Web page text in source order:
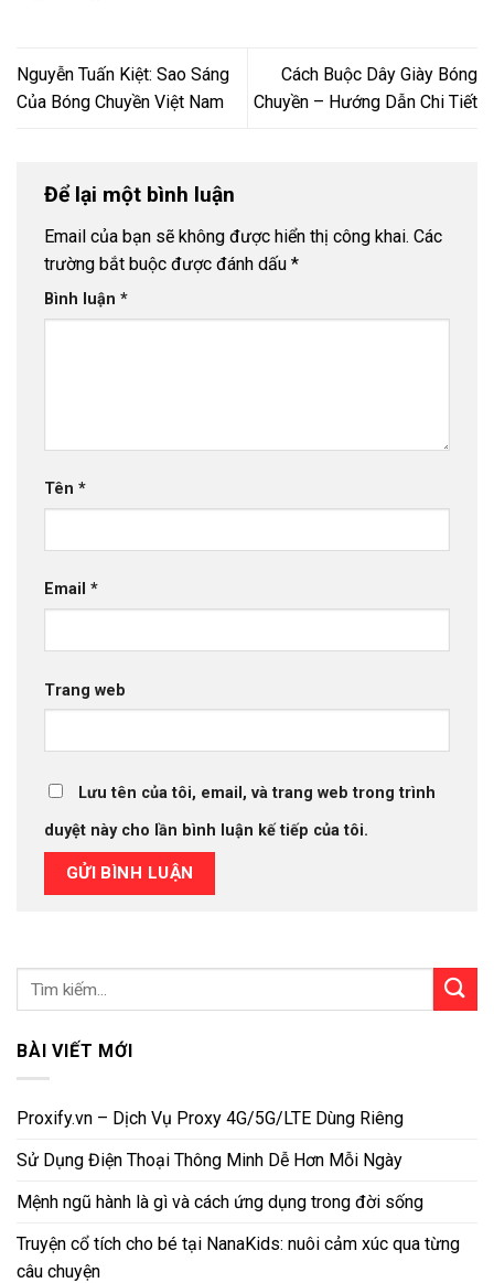
Nguyễn Tuấn Kiệt: Sao Sáng
Của Bóng Chuyền Việt Nam
Cách Buộc Dây Giày Bóng
Chuyền – Hướng Dẫn Chi Tiết
Để lại một bình luận
Email của bạn sẽ không được hiển thị công khai. Các
trường bắt buộc được đánh dấu *
Bình luận *
Tên *
Email *
Trang web
Lưu tên của tôi, email, và trang web trong trình
duyệt này cho lần bình luận kế tiếp của tôi.
BÀI VIẾT MỚI
Proxify.vn – Dịch Vụ Proxy 4G/5G/LTE Dùng Riêng
Sử Dụng Điện Thoại Thông Minh Dễ Hơn Mỗi Ngày
Mệnh ngũ hành là gì và cách ứng dụng trong đời sống
Truyện cổ tích cho bé tại NanaKids: nuôi cảm xúc qua từng
câu chuyện